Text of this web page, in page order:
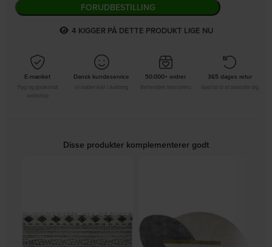
FORUDBESTILLING
8 KIGGER PÅ DETTE PRODUKT LIGE NU
E-mærket
Tryg og godkendt
Dansk kundeservice
Vi sidder klar i Aalborg
50.000+ ordrer
Behandlet med omhu
365 dages retur
God tid til at beslutte dig
Disse produkter komplementerer godt